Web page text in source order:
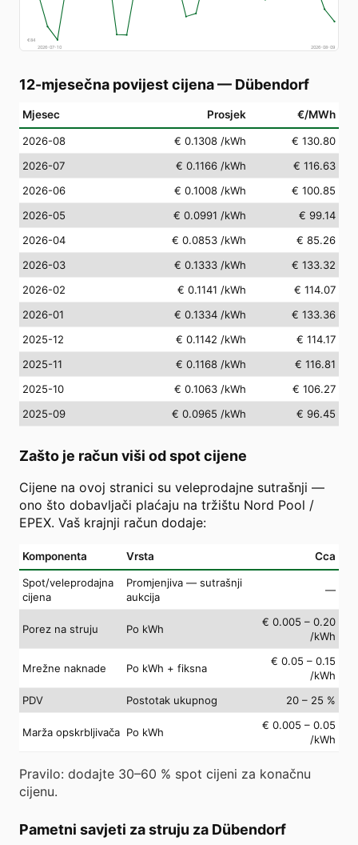
€84
2026-07-10
2026-08-09
12-mjesečna povijest cijena— Dübendorf
Mjesec Prosjek €/MWh
2026-08 € 0.1308 /kWh
€ 130.80
2026-07
€ 0.1166 /kWh
€ 116.63
2026-06
€ 0.1008 /kWh
€ 100.85
2026-05
€ 0.0991 /kWh
€ 99.14
2026-04
€ 0.0853 /kWh
€ 85.26
2026-03
€ 0.1333 /kWh
€ 133.32
2026-02
€ 0.1141 /kWh
€ 114.07
2026-01
€ 0.1334 /kWh
€ 133.36
2025-12
€ 0.1142 /kWh
€ 114.17
2025-11
€ 0.1168 /kWh
€ 116.81
2025-10
€ 0.1063 /kWh
€ 106.27
2025-09
€ 0.0965 /kWh € 96.45
Zašto je račun viši od spot cijene
Cijene na ovoj stranici su veleprodajne sutrašnji —
ono što dobavljači plaćaju na tržištu Nord Pool /
EPEX. Vaš krajnji račun dodaje:
Komponenta Vrsta Cca
Spot/veleprodajna
cijena
Promjenjiva — sutrašnji
aukcija
—
Porez na struju Po kWh
€ 0.005 – 0.20
/kWh
Mrežne naknade Po kWh + fiksna
€ 0.05 – 0.15
/kWh
PDV
Postotak ukupnog 20 – 25 %
Marža opskrbljivača Po kWh
€ 0.005 – 0.05
/kWh
Pravilo: dodajte 30–60 % spot cijeni za konačnu
cijenu.
Pametni savjeti za struju za Dübendorf